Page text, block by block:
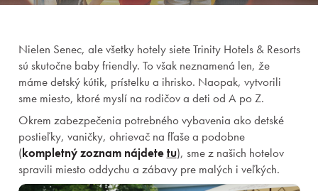
Nielen Senec, ale všetky hotely siete Trinity Hotels & Resorts
sú skutočne baby friendly. To však neznamená len, že
máme detský kútik, prístelku a ihrisko. Naopak, vytvorili
sme miesto, ktoré myslí na rodičov a deti od A po Z.
Okrem zabezpečenia potrebného vybavenia ako detské
postieľky, vaničky, ohrievač na fľaše a podobne
(kompletný zoznam nájdetetu), sme z našich hotelov
spravili miesto oddychu a zábavy pre malých i veľkých.